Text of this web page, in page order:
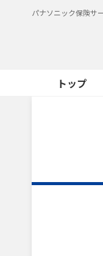
パナソニック保険サ
トップ